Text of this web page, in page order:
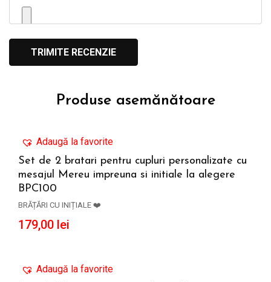
Produse asemănătoare
Adaugă la favorite
Set de 2 bratari pentru cupluri personalizate cu
mesajul Mereu impreuna si initiale la alegere
BPC100
BRĂȚĂRI CU INIȚIALE ❤️
179,00 lei
Adaugă la favorite